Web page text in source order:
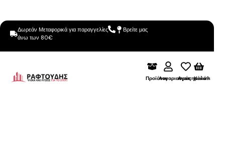
Δωρεάν Μεταφορικά για παραγγελίες
άνω των 80€
Βρείτε μας
ΠροϊόνταΛογαριασμόςΑγαπημένα
Καλάθι